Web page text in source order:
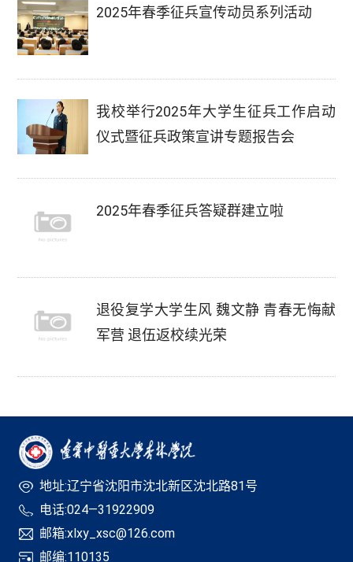
2025年春季征兵宣传动员系列活动
我校举行2025年大学生征兵工作启动
仪式暨征兵政策宣讲专题报告会
2025年春季征兵答疑群建立啦
退役复学大学生风 魏文静 青春无悔献
军营 退伍返校续光荣
地址:辽宁省沈阳市沈北新区沈北路81号
电话:024—31922909
邮箱:xlxy_xsc@126.com
邮编:110135